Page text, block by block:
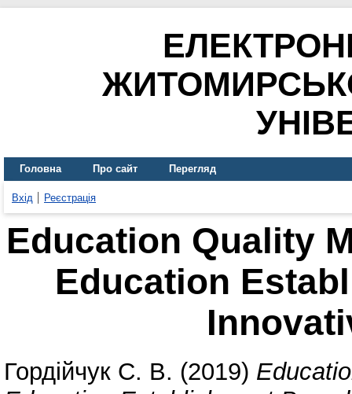
Головна Про сайт Перегляд
Вхід Реєстрація
Education Quality
Education
Гордійчук С. В. (2019)